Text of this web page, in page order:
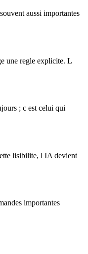
aussi importantes
une regle explicite. L
; c est celui qui
lisibilite, l IA devient
importantes